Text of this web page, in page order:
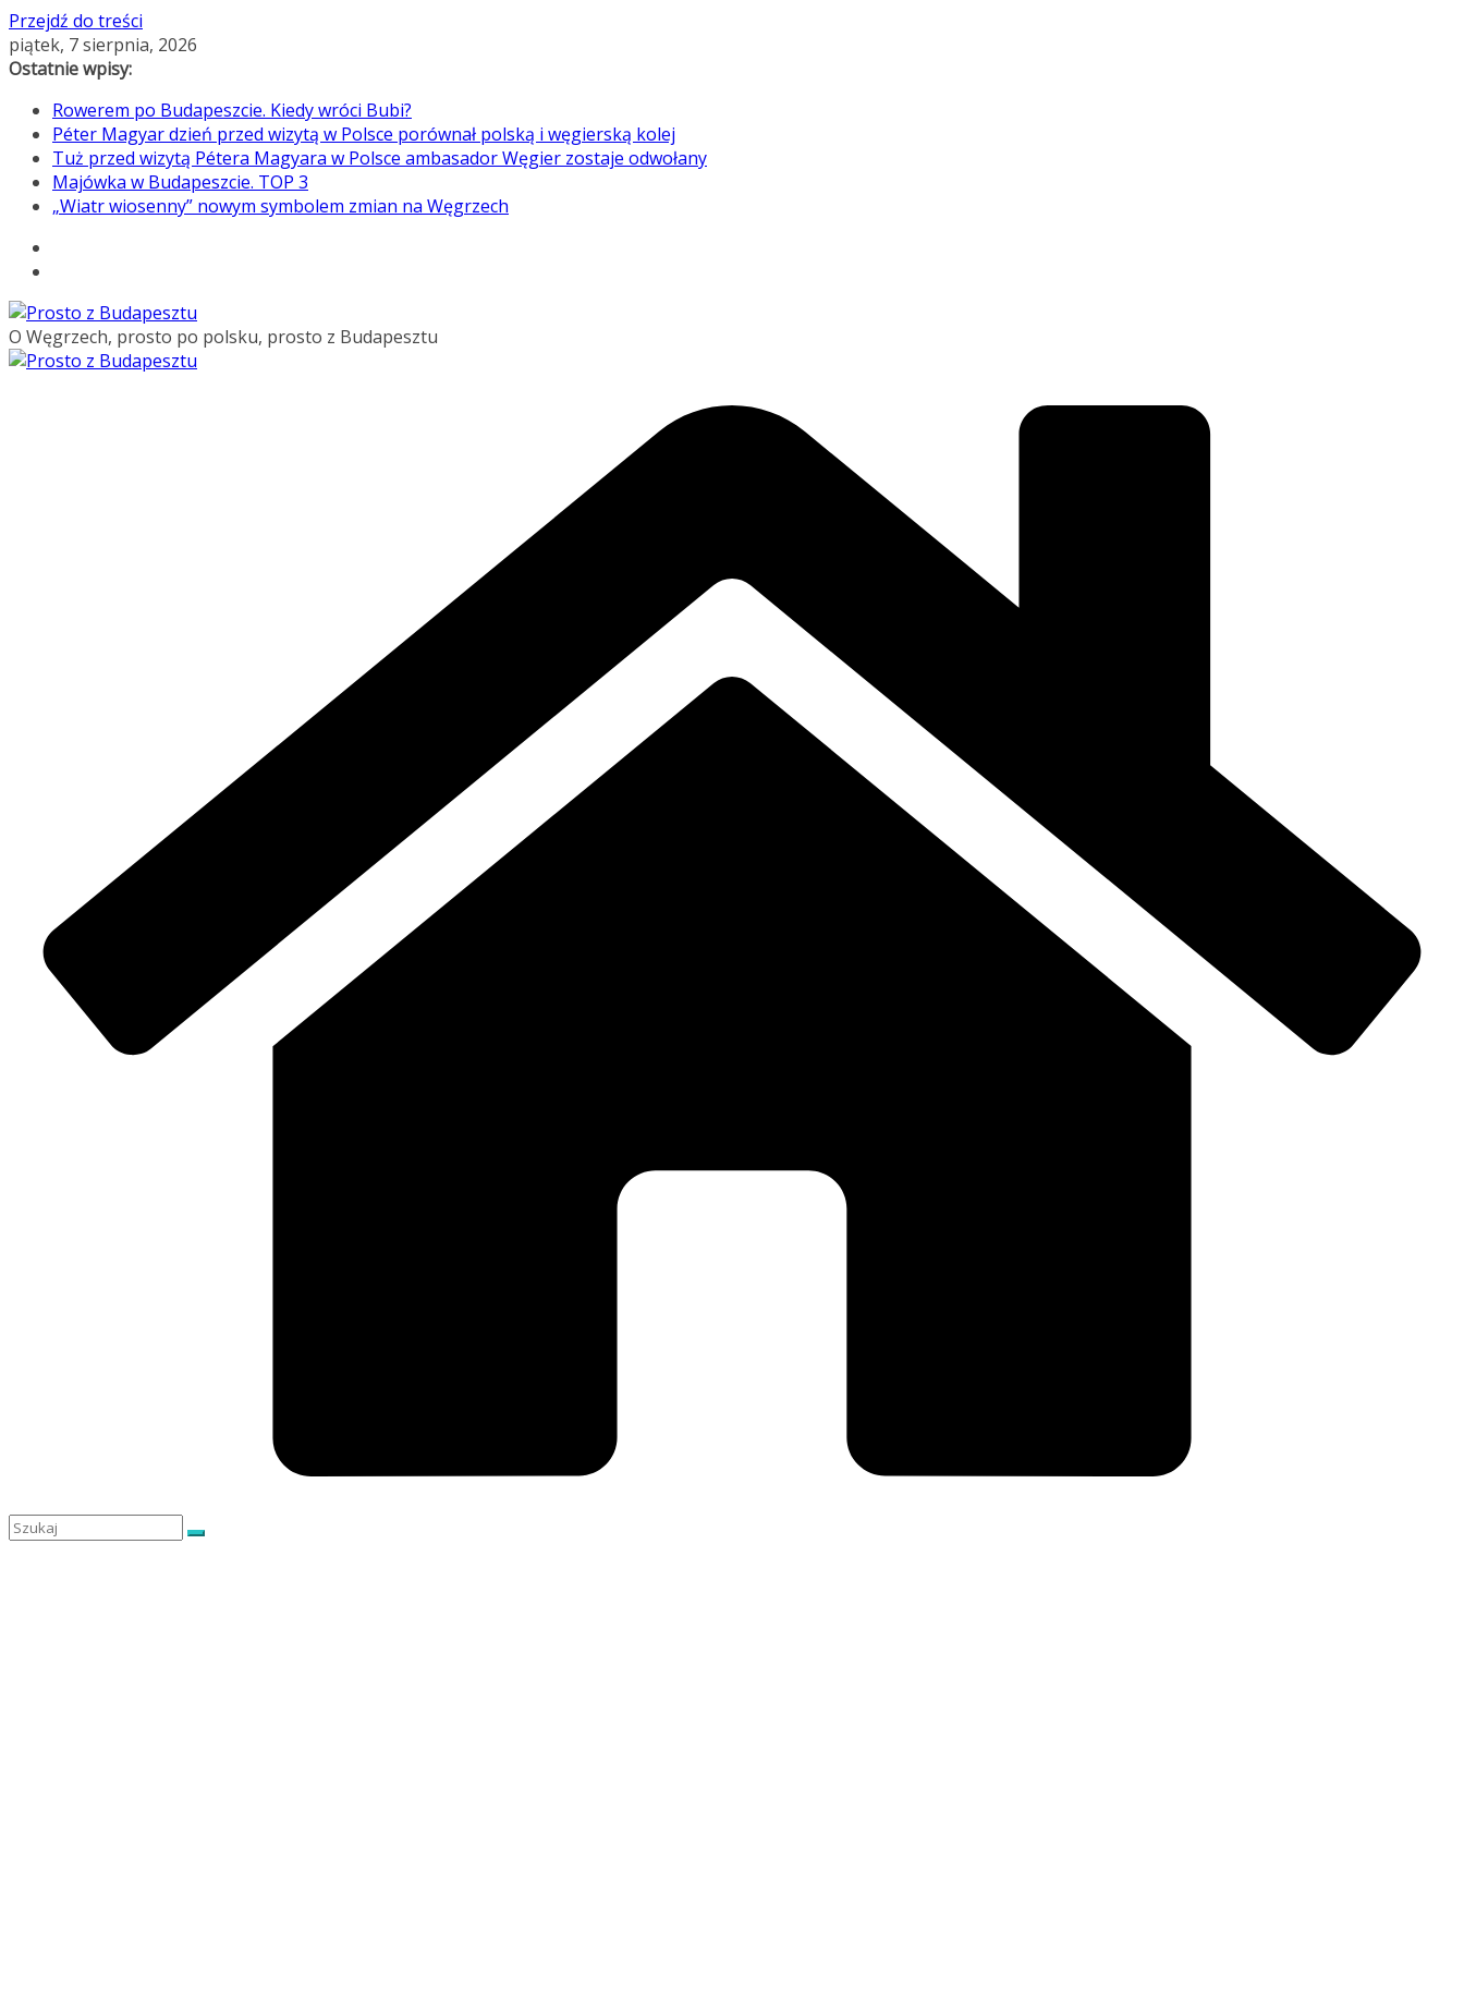
Przejdź do treści
piątek, 7 sierpnia, 2026
Ostatnie wpisy:
Rowerem po Budapeszcie. Kiedy wróci Bubi?
Péter Magyar dzień przed wizytą w Polsce porównał polską i węgierską kolej
Tuż przed wizytą Pétera Magyara w Polsce ambasador Węgier zostaje odwołany
Majówka w Budapeszcie. TOP 3
„Wiatr wiosenny” nowym symbolem zmian na Węgrzech
O Węgrzech, prosto po polsku, prosto z Budapesztu